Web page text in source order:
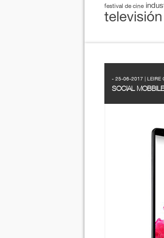
festival de cine
televisión
- 25-06-2017 | LEIRE
SOCIAL